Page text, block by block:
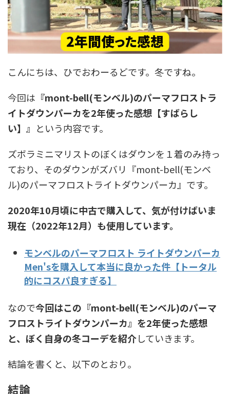
こんにちは、ひでおわーるどです。冬ですね。
今回は 『mont-bell(モンベル)のパーマフロストラ
イトダウンパーカを2年使った感想【すばらし
い】』 という内容です。
ズボラミニマリストのぼくはダウンを１着のみ持っ
ており、そのダウンがズバリ『mont-bell(モンベ
ル)のパーマフロストライトダウンパーカ』です。
2020年10月頃に中古で購入して、気が付けばいま
現在（2022年12月）も使用しています。
モンベルのパーマフロスト ライトダウンパーカ
Men'sを購入して本当に良かった件【トータル
的にコスパ良すぎる】
なので今回はこの『mont-bell(モンベル)のパーマ
フロストライトダウンパーカ』を2年使った感想
と、ぼく自身の冬コーデを紹介していきます。
結論を書くと、以下のとおり。
結論